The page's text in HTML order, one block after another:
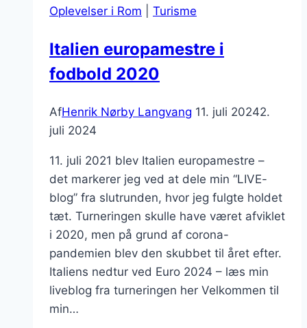
Oplevelser i Rom
Turisme
Italien europamestre i
fodbold 2020
AfHenrik Nørby Langvang 11. juli 20242.
juli 2024
11. juli 2021 blev Italien europamestre –
det markerer jeg ved at dele min “LIVE-
blog” fra slutrunden, hvor jeg fulgte holdet
tæt. Turneringen skulle have været afviklet
i 2020, men på grund af corona-
pandemien blev den skubbet til året efter.
Italiens nedtur ved Euro 2024 – læs min
liveblog fra turneringen her Velkommen til
min…